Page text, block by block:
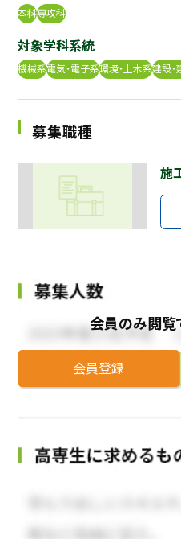
高専生コミュニティ
本科5年生・専攻科2年生向け
本科専攻科
対象学科系統
機械系電気・電子系環境・土木系建設
募集職種
施
会員のみ閲覧
会員登録